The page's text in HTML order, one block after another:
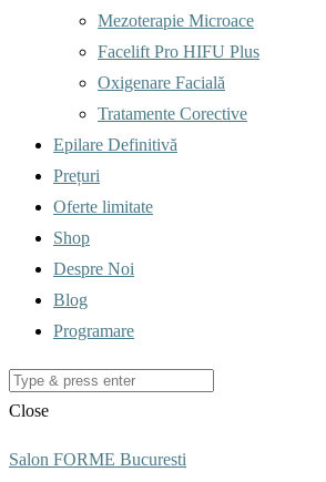
Mezoterapie Microace
Facelift Pro HIFU Plus
Oxigenare Facială
Tratamente Corective
Epilare Definitivă
Prețuri
Oferte limitate
Shop
Despre Noi
Blog
Programare
Close
Salon FORME Bucuresti